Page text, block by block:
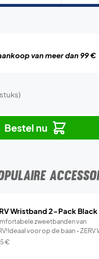
van meer dan 99 €
Bestel nu
Wristband 2-Pack Black
zweetbanden van
voor op de baan - ZERV
€